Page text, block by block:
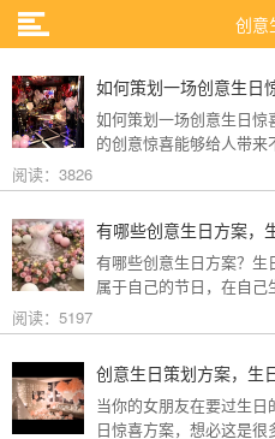
创意
如何策划一场创意生日
如何策划一场创意生日
的创意惊喜能够给人带
更加特别，让今年这个
公司小编整理了一些关
阅读：3826
有哪些创意生日方案，
有哪些创意生日方案？
属于自己的节日，在自
日惊喜，有不一样的创
些关于生日活动创意点
阅读：5197
创意生日策划方案，生
当你的女朋友在要过生
日惊喜方案，想必这是